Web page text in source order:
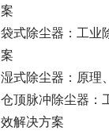
案
袋式除尘器：工业
案
湿式除尘器：原理
仓顶脉冲除尘器：
效解决方案